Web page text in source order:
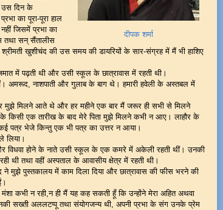
दीपक शर्मा
उस दिन के
का पूरा-पूरा हाल
जिसमें प्रभा का
तथा सन् सैंतालीस
खुशीचंद की उस समय की डायरियों के सार-संग्रह में मैं भी हाशिए
में पढ़ती थी और उसी स्कूल के छात्रावास में रहती थी।
अमरूद, नाशपाती और गुलाब के बाग थे। हमारी हवेली के अस्तबल में
मुझे मिलने आते थे और हर महीने एक बार मैं जरूर ही सभी से मिलने
किसी एक तारीख के बाद मेरे पिता मुझे मिलने कभी न आए। लाहौर के
पत्र भेजे किन्तु एक भी पत्र का उत्तर न आया।
लिया।
होने के नाते उसी स्कूल के एक कमरे में अकेली रहती थीं। उनकी
थी तथा वहीं अस्पताल के आवासीय क्षेत्र में रहती थी।
मुझे पुस्तकालय में काम दिला दिया और छात्रावास की फीस भरने की
कभी न रही,न ही मैं यह कह सकती हूँ कि उन्होंने मेरा अहित अथवा
सख्ती अललटप्पू तथा संयोगजन्य थी, अपनी प्रभा के संग उनके प्रेम